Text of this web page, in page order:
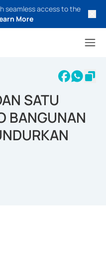
seamless access to the
More
SATU
BANGUNAN